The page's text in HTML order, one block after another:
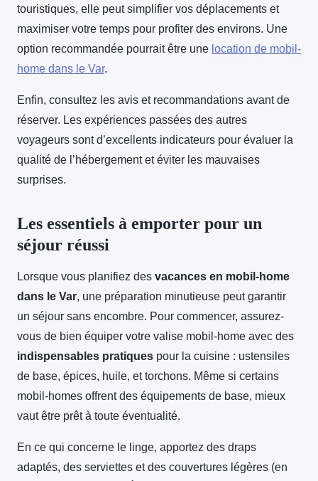
touristiques, elle peut simplifier vos déplacements et
maximiser votre temps pour profiter des environs. Une
option recommandée pourrait être une location de mobil-
home dans le Var.
Enfin, consultez les avis et recommandations avant de
réserver. Les expériences passées des autres
voyageurs sont d’excellents indicateurs pour évaluer la
qualité de l’hébergement et éviter les mauvaises
surprises.
Les essentiels à emporter pour un
séjour réussi
Lorsque vous planifiez des vacances en mobil-home
dans le Var, une préparation minutieuse peut garantir
un séjour sans encombre. Pour commencer, assurez-
vous de bien équiper votre valise mobil-home avec des
indispensables pratiques pour la cuisine : ustensiles
de base, épices, huile, et torchons. Même si certains
mobil-homes offrent des équipements de base, mieux
vaut être prêt à toute éventualité.
En ce qui concerne le linge, apportez des draps
adaptés, des serviettes et des couvertures légères (en